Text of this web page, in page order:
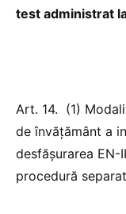
test administrat
Art. 14. (1)
de învățământ a
desfășurarea EN-
procedură